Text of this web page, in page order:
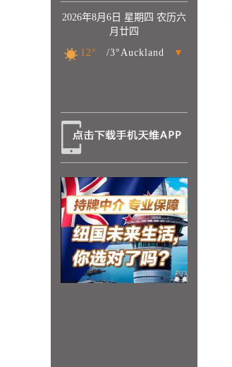
2026年8月6日 星期四 农历六
月廿四
12°
/3°Auckland ▼